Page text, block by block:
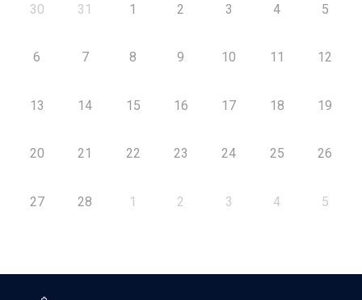
30 31 1 2 3 4 5
6 7 8 9 10 11 12
13 14 15 16 17 18 19
20 21 22 23 24 25 26
27 28 1 2 3 4 5